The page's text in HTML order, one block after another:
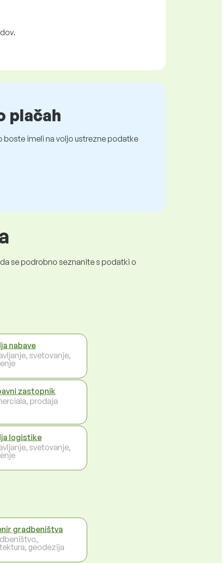
plačah
imeli na voljo ustrezne podatke
se podrobno seznanite s podatki o
nabave
svetovanje,
zastopnik
prodaja
logistike
svetovanje,
gradbeništva
geodezija